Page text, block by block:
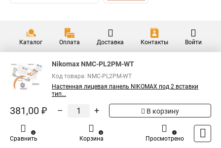
Каталог Оплата Доставка Контакты Войти
Nikomax NMC-PL2PM-WT
Код товара: NMC-PL2PM-WT
Настенная лицевая панель NIKOMAX под 2 вставки
тип...
381,00 ₽ – + В корзину
Сравнить
0
Корзина
0
Просмотрено
1